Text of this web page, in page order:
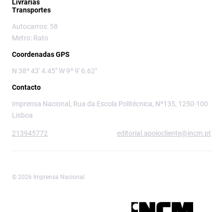
Livrarias
Transportes
Autocarros: 58
Metro: Rato
Coordenadas GPS
N 38º 43' 4.45" W 9º 9' 6.62"
Contacto
Imprensa Nacional, Rua da Escola Politécnica, Nº135, 1250-100
Lisboa
213945772 editorial.apoiocliente@incm.pt
© 2026 Imprensa Nacional